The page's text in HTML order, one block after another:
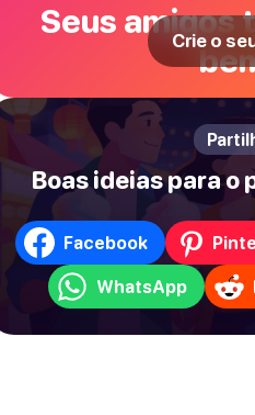
Seus amigos
Crie o
Boas ideias para
Facebook
WhatsApp